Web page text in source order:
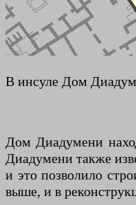
В инсуле Дом
Дом Диадумени
Диадумени также
и это позволило
выше, и в